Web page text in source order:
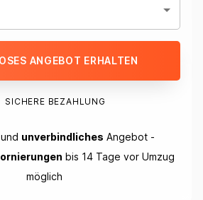
ANGEBOT ERHALTEN
SICHERE BEZAHLUNG
und unverbindliches Angebot -
bis 14 Tage vor Umzug
möglich